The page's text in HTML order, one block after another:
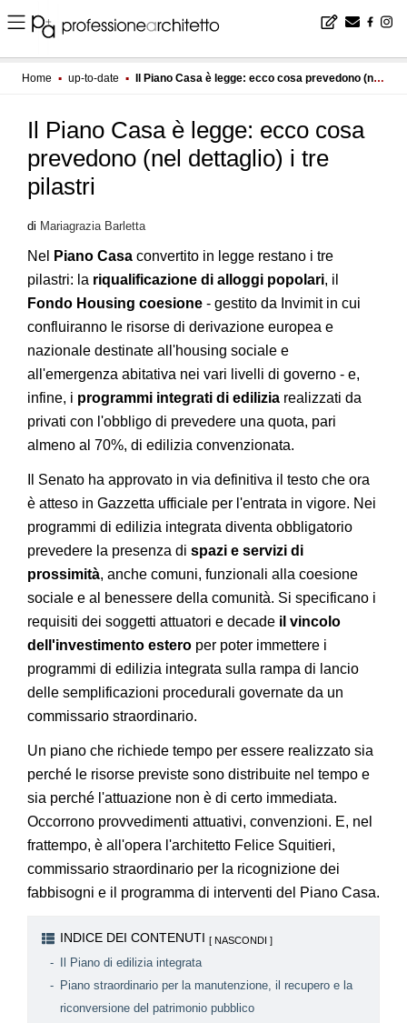
Home ▪ up-to-date ▪ Il Piano Casa è legge: ecco cosa prevedono (nel dettaglio) i tre pilastri
Il Piano Casa è legge: ecco cosa
prevedono (nel dettaglio) i tre
pilastri
di Mariagrazia Barletta
Nel Piano Casa convertito in legge restano i tre
pilastri: la riqualificazione di alloggi popolari, il
Fondo Housing coesione - gestito da Invimit in cui
confluiranno le risorse di derivazione europea e
nazionale destinate all'housing sociale e
all'emergenza abitativa nei vari livelli di governo - e,
infine, i programmi integrati di edilizia realizzati da
privati con l'obbligo di prevedere una quota, pari
almeno al 70%, di edilizia convenzionata.
Il Senato ha approvato in via definitiva il testo che ora
è atteso in Gazzetta ufficiale per l'entrata in vigore. Nei
programmi di edilizia integrata diventa obbligatorio
prevedere la presenza di spazi e servizi di
prossimità, anche comuni, funzionali alla coesione
sociale e al benessere della comunità. Si specificano i
requisiti dei soggetti attuatori e decade il vincolo
dell'investimento estero per poter immettere i
programmi di edilizia integrata sulla rampa di lancio
delle semplificazioni procedurali governate da un
commissario straordinario.
Un piano che richiede tempo per essere realizzato sia
perché le risorse previste sono distribuite nel tempo e
sia perché l'attuazione non è di certo immediata.
Occorrono provvedimenti attuativi, convenzioni. E, nel
frattempo, è all'opera l'architetto Felice Squitieri,
commissario straordinario per la ricognizione dei
fabbisogni e il programma di interventi del Piano Casa.
INDICE DEI CONTENUTI
Il Piano di edilizia integrata
Piano straordinario per la manutenzione, il recupero e la
riconversione del patrimonio pubblico